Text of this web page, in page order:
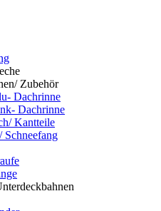
Zubehör
Dachrinne
Dachrinne
Kantteile
Schneefang